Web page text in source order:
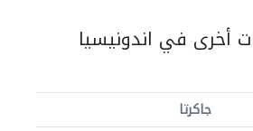
أخرى في اندونيسيا
جاكرتا